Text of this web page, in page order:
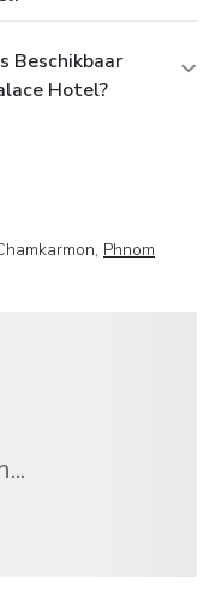
Beschikbaar
Hotel?
Phnom